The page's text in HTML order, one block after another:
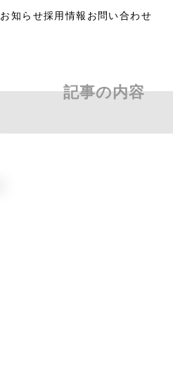
お知らせ採用情報 お問い合わせ
記事の内容